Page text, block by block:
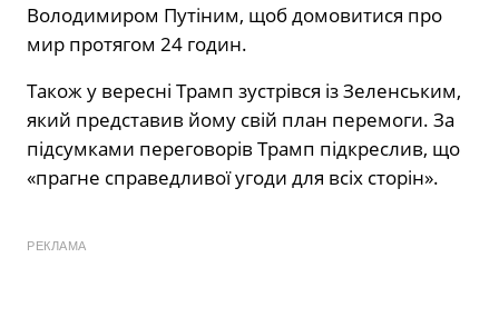
Володимиром Путіним, щоб домовитися про
мир протягом 24 годин.
Також у вересні Трамп зустрівся із Зеленським,
який представив йому свій план перемоги. За
підсумками переговорів Трамп підкреслив, що
«прагне справедливої угоди для всіх сторін».
РЕКЛАМА